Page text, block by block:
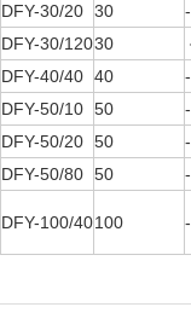
DFY-30/20 30
DFY-30/12030
DFY-40/40 40
DFY-50/10 50
DFY-50/20 50
DFY-50/80 50
DFY-100/40100